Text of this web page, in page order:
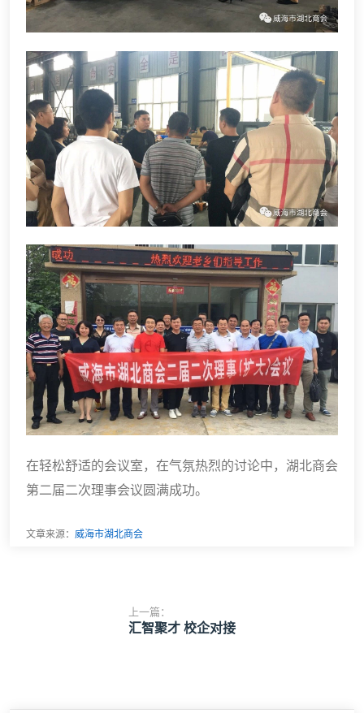
在轻松舒适的会议室，在气氛热烈的讨论中，湖北商会
第二届二次理事会议圆满成功。
文章来源： 威海市湖北商会
上一篇：
汇智聚才 校企对接